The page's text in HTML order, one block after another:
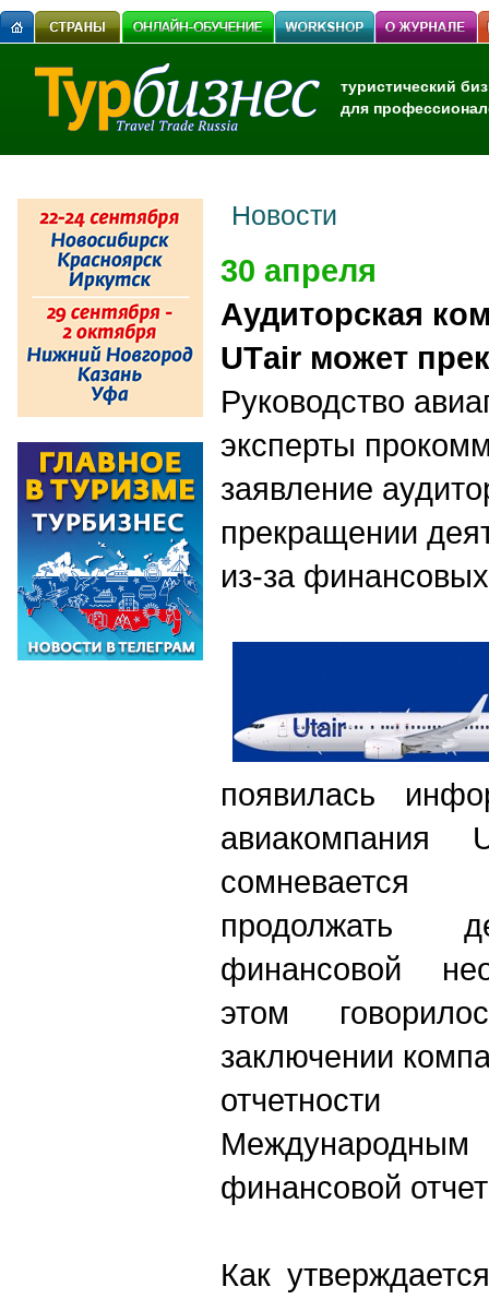
туристический
для
Новости
30 апреля
Аудиторская
UТair может
Руководство
эксперты
заявление
прекращении
из-за
появилась
авиакомпания
продолжать
финансовой
этом
заключении
отчетности
финансовой
Как